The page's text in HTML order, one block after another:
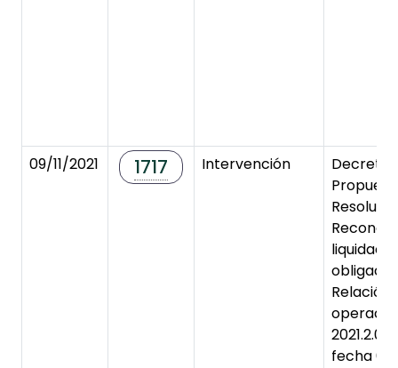
09/11/2021 1717 Intervención
Decreto
Relación
fecha 08/